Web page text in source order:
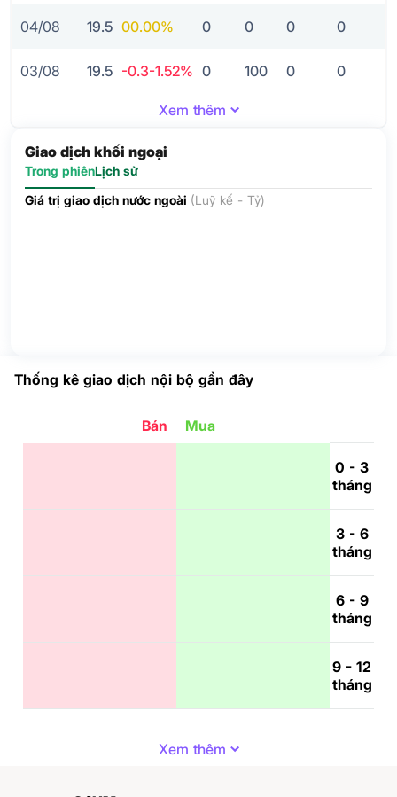
04/08 19.5 00.00% 0 0 0 0
03/08 19.5 -0.3-1.52% 0 100 0 0
Xem thêm
Giao dịch khối ngoại
Trong phiênLịch sử
Giá trị giao dịch nước ngoài (Luỹ kế - Tỷ)
Thống kê giao dịch nội bộ gần đây
Bán Mua
0 - 3
tháng
3 - 6
tháng
6 - 9
tháng
9 - 12
tháng
Xem thêm